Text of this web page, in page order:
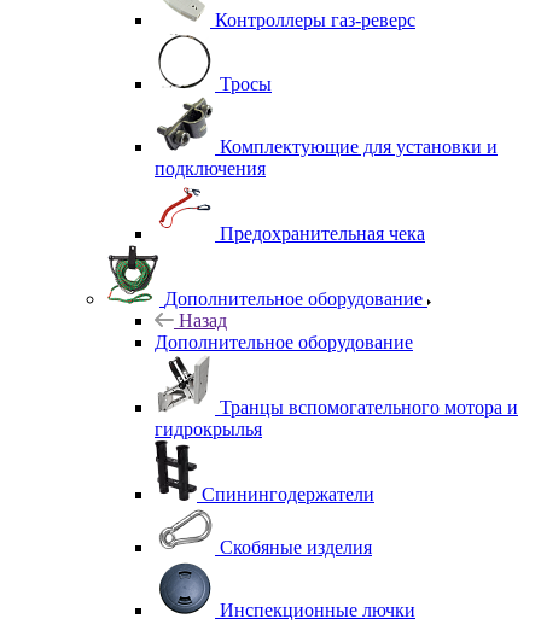
Контроллеры газ-реверс
Тросы
Комплектующие для установки и
подключения
Предохранительная чека
Дополнительное оборудование
Назад
Дополнительное оборудование
Транцы вспомогательного мотора и
гидрокрылья
Спинингодержатели
Скобяные изделия
Инспекционные лючки